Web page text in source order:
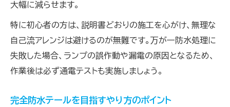
大幅に減らせます。
特に初心者の方は、説明書どおりの施工を心がけ、無理な
自己流アレンジは避けるのが無難です。万が一防水処理に
失敗した場合、ランプの誤作動や漏電の原因となるため、
作業後は必ず通電テストも実施しましょう。
完全防水テールを目指すやり方のポイント